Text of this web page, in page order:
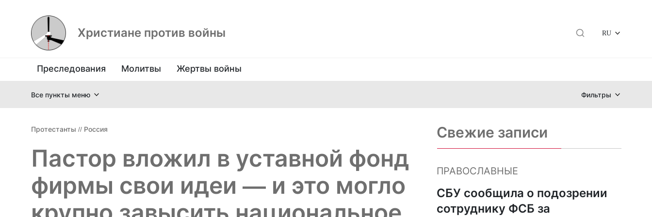
Христиане против войны RU
Преследования Молитвы Жертвы войны
Все пункты меню Фильтры
Протестанты // Россия
Пастор вложил в уставной фонд
фирмы свои идеи — и это могло
Свежие записи
ПРАВОСЛАВНЫЕ
СБУ сообщила о подозрении
сотруднику ФСБ за